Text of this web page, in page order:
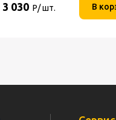
3 030 Р/ шт. В